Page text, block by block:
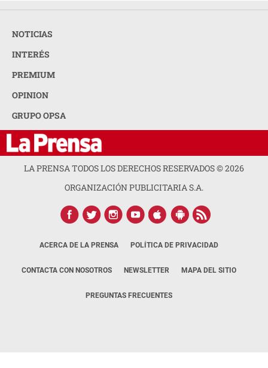
NOTICIAS
INTERÉS
PREMIUM
OPINION
GRUPO OPSA
LA PRENSA TODOS LOS DERECHOS RESERVADOS ©2026
ORGANIZACIÓN PUBLICITARIA S.A.
ACERCA DE LA PRENSA POLÍTICA DE PRIVACIDAD
CONTACTA CON NOSOTROS NEWSLETTER MAPA DEL SITIO
PREGUNTAS FRECUENTES